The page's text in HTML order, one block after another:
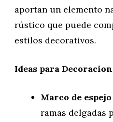
aportan un elemento
rústico que puede
estilos decorativos.
Ideas para
Marco de
ramas delgadas